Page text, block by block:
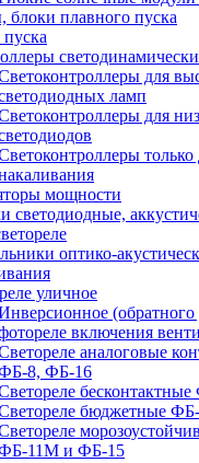
блоки плавного пуска
для
ламп
для
мощности
светодиодные,
оптико-
уличное
(обратного
включения
аналоговые
8, ФБ-16
бюджетные
11М и ФБ-15